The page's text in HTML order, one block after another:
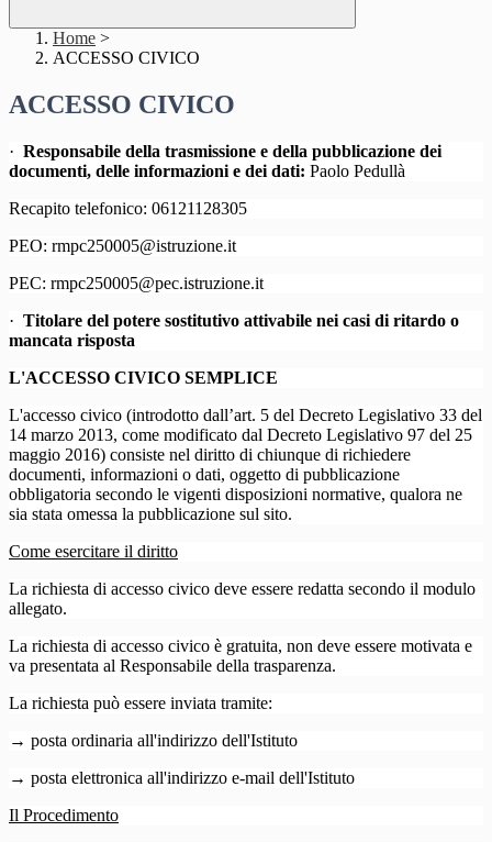
Home >
ACCESSO CIVICO
ACCESSO CIVICO
· Responsabile della trasmissione e della pubblicazione dei
documenti, delle informazioni e dei dati: Paolo Pedullà
Recapito telefonico: 06121128305
PEO: rmpc250005@istruzione.it
PEC: rmpc250005@pec.istruzione.it
· Titolare del potere sostitutivo attivabile nei casi di ritardo o
mancata risposta
L'ACCESSO CIVICO SEMPLICE
L'accesso civico (introdotto dall’art. 5 del Decreto Legislativo 33 del
14 marzo 2013, come modificato dal Decreto Legislativo 97 del 25
maggio 2016) consiste nel diritto di chiunque di richiedere
documenti, informazioni o dati, oggetto di pubblicazione
obbligatoria secondo le vigenti disposizioni normative, qualora ne
sia stata omessa la pubblicazione sul sito.
Come esercitare il diritto
La richiesta di accesso civico deve essere redatta secondo il modulo
allegato.
La richiesta di accesso civico è gratuita, non deve essere motivata e
va presentata al Responsabile della trasparenza.
La richiesta può essere inviata tramite:
→ posta ordinaria all'indirizzo dell'Istituto
→ posta elettronica all'indirizzo e-mail dell'Istituto
Il Procedimento